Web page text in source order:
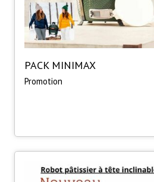
PACK MINIMAX
Promotion